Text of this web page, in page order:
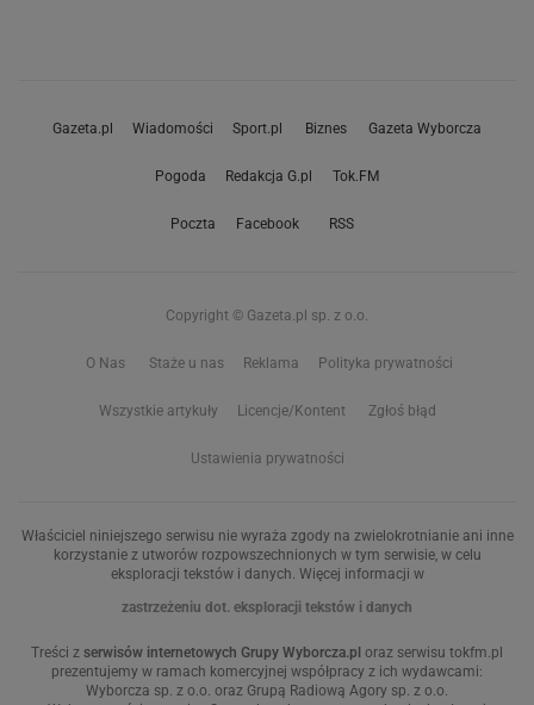
Gazeta.pl Wiadomości Sport.pl Biznes Gazeta Wyborcza
Pogoda Redakcja G.pl Tok.FM
Poczta Facebook RSS
Copyright © Gazeta.pl sp. z o.o.
O Nas Staże u nas Reklama Polityka prywatności
Wszystkie artykuły Licencje/Kontent Zgłoś błąd
Ustawienia prywatności
Właściciel niniejszego serwisu nie wyraża zgody na zwielokrotnianie ani inne
korzystanie z utworów rozpowszechnionych w tym serwisie, w celu
eksploracji tekstów i danych. Więcej informacji w
zastrzeżeniu dot. eksploracji tekstów i danych
Treści z serwisów internetowych Grupy Wyborcza.pl oraz serwisu tokfm.pl
prezentujemy w ramach komercyjnej współpracy z ich wydawcami:
Wyborcza sp. z o.o. oraz Grupą Radiową Agory sp. z o.o.